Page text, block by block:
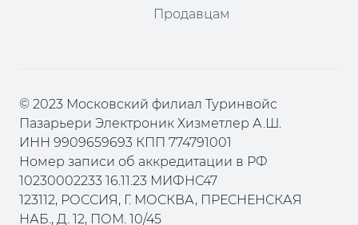
Продавцам
© 2023 Московский филиал Туринвойс
Пазарьери Электроник Хизметлер А.Ш.
ИНН 9909659693 КПП 774791001
Номер записи об аккредитации в РФ
10230002233 16.11.23 МИФНС47
123112, РОССИЯ, Г. МОСКВА, ПРЕСНЕНСКАЯ
НАБ., Д. 12, ПОМ. 10/45